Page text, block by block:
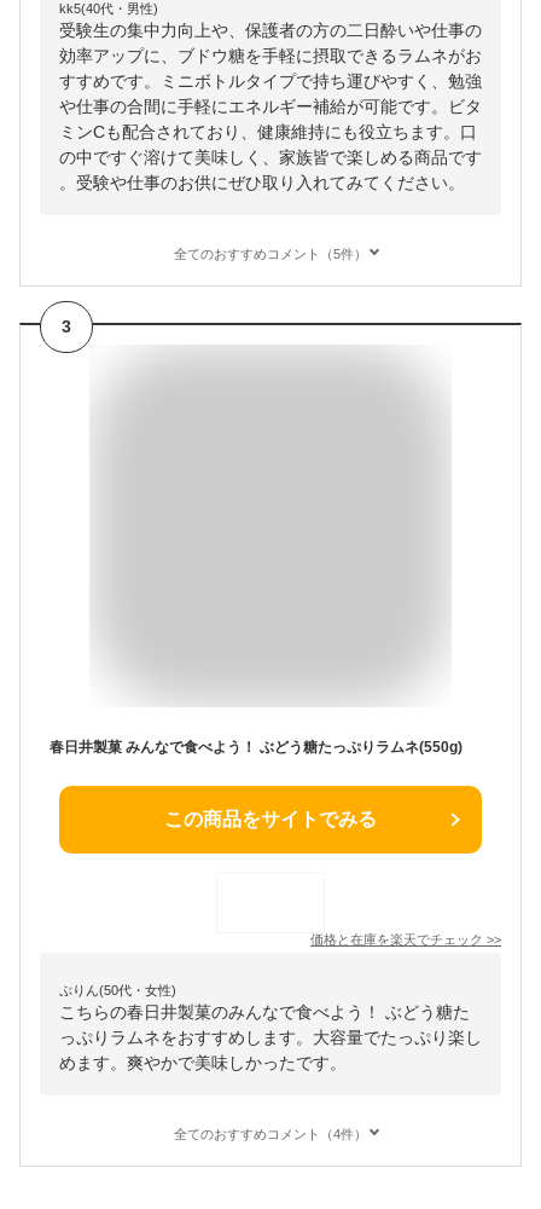
kk5(40代・男性)
受験生の集中力向上や、保護者の方の二日酔いや仕事の
効率アップに、ブドウ糖を手軽に摂取できるラムネがお
すすめです。ミニボトルタイプで持ち運びやすく、勉強
や仕事の合間に手軽にエネルギー補給が可能です。ビタ
ミンCも配合されており、健康維持にも役立ちます。口
の中ですぐ溶けて美味しく、家族皆で楽しめる商品です
。受験や仕事のお供にぜひ取り入れてみてください。
全てのおすすめコメント（5件）
3
春日井製菓 みんなで食べよう！ ぶどう糖たっぷりラムネ(550g)
この商品をサイトでみる
価格と在庫を楽天でチェック >>
ぷりん(50代・女性)
こちらの春日井製菓のみんなで食べよう！ ぶどう糖た
っぷりラムネをおすすめします。大容量でたっぷり楽し
めます。爽やかで美味しかったです。
全てのおすすめコメント（4件）